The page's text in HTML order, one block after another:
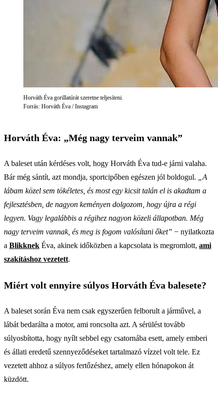
Horváth Éva gorillatúrát szeretne teljesíteni.
Forrás: Horváth Éva / Instagram
Horváth Éva: „Még nagy terveim vannak”
A baleset után kérdéses volt, hogy Horváth Éva tud-e járni valaha.
Bár még sántít, azt mondja, sportcipőben egészen jól boldogul.
„A
lábam közel sem tökéletes, és most egy kicsit talán el is akadtam a
fejlesztésben, de nagyon keményen dolgozom, hogy újra a régi
legyen. Vagy legalábbis a régihez nagyon közeli állapotban. Még
nagy terveim vannak, és meg is fogom valósítani őket” − nyilatkozta
a Blikknek Éva, akinek időközben a kapcsolata is megromlott, ami
szakításhoz vezetett.
Miért volt ennyire súlyos Horváth Éva balesete?
A baleset során Éva nem csak egyszerűen felborult a járművel, a
lábát bedarálta a motor, ami roncsolta azt. A sérülést tovább
súlyosbította, hogy nyílt sebbel egy csatornába esett, amely emberi
és állati eredetű szennyeződéseket tartalmazó vízzel volt tele. Ez
vezetett ahhoz a súlyos fertőzéshez, amely ellen hónapokon át
küzdött.